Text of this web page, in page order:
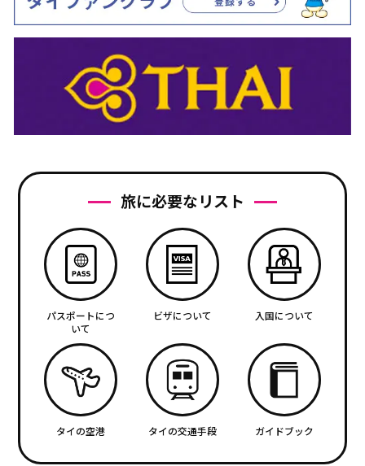
旅に必要なリスト
パスポートにつ
いて
ビザについて 入国について
タイの空港 タイの交通手段 ガイドブック